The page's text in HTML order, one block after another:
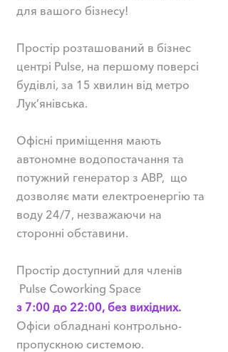
для вашого бізнесу!
Простір розташований в бізнес
центрі Pulse, на першому поверсі
будівлі, за 15 хвилин від метро
Лук’янівська.
Офісні приміщення мають
автономне водопостачання та
потужний генератор з АВР, що
дозволяє мати електроенергію та
воду 24/7, незважаючи на
сторонні обставини.
Простір доступний для членів
Pulse Coworking Space
з 7:00 до 22:00, без вихідних.
Офіси обладнані контрольно-
пропускною системою.